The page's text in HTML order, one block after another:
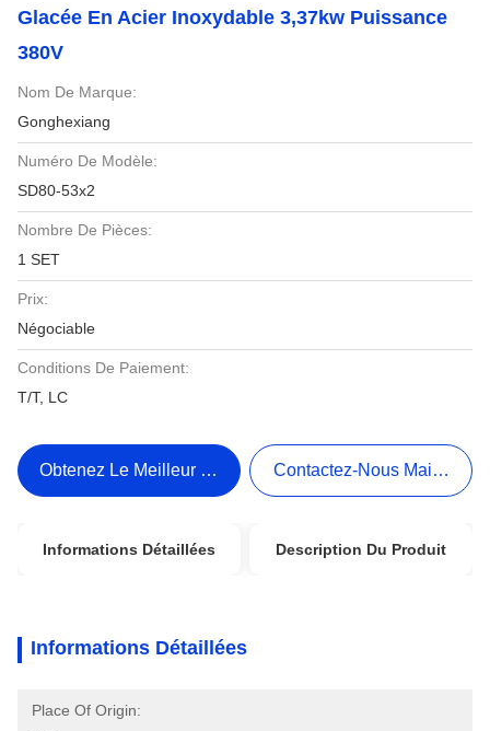
Glacée En Acier Inoxydable 3,37kw Puissance
380V
Nom De Marque:
Gonghexiang
Numéro De Modèle:
SD80-53x2
Nombre De Pièces:
1 SET
Prix:
Négociable
Conditions De Paiement:
T/T, LC
Obtenez Le Meilleur Prix Contactez-Nous Maintenant
Informations Détaillées Description Du Produit
Informations Détaillées
Place Of Origin: